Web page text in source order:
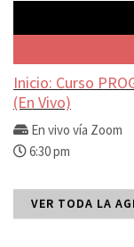
Inicio: Curso
(En Vivo)
En vivo vía Zoom
6:30 pm
VER TODA LA